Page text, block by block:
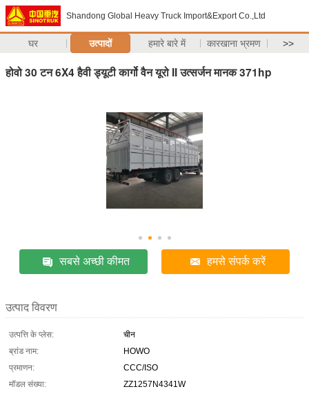
Shandong Global Heavy Truck Import&Export Co.,Ltd
घर उत्पादों हमारे बारे में कारखाना भ्रमण >>
होवो 30 टन 6X4 हैवी ड्यूटी कार्गो वैन यूरो II उत्सर्जन मानक 371hp
सबसे अच्छी कीमत हमसे संपर्क करें
उत्पाद विवरण
उत्पत्ति के प्लेस:
चीन
ब्रांड नाम:
HOWO
प्रमाणन:
CCC/ISO
मॉडल संख्या:
ZZ1257N4341W